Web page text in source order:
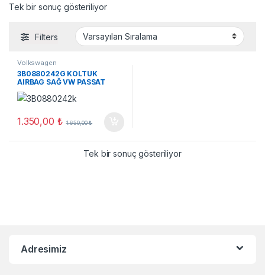
Tek bir sonuç gösteriliyor
Filters
Volkswagen
3B0880242G KOLTUK
AIRBAG SAĞ VW PASSAT
2001-2005
1.350,00 ₺ 1.650,00₺
Tek bir sonuç gösteriliyor
Adresimiz